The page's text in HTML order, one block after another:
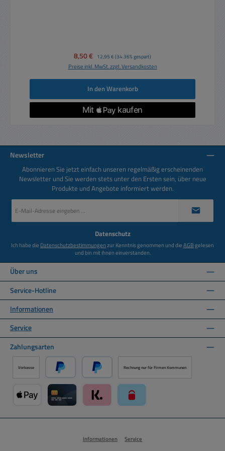
Verkaufspreis:
8,50 € Regulärer Preis:
12,95 € (34.36% gespart)
Preise inkl. MwSt. zzgl. Versandkosten
In den Warenkorb
Newsletter
Abonnieren Sie jetzt einfach unseren regelmäßig erscheinenden
Newsletter und Sie werden stets unter den Ersten sein, über neue
Produkte und Angebote informiert werden.
Mail-
Datenschutz
Ich habe die Datenschutzbestimmungenzur Kenntnis genommen und dieAGBgelesen
und bin mit ihnen einverstanden.
Über uns
Service-Hotline
Informationen
Service
Zahlungsarten
Vorkasse
PayPal Später Bezahlen über PayPal
Rechnung nur für Firmen Kommunen
Informationen Service